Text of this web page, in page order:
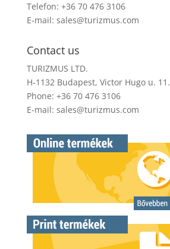
Telefon: +36 70 476 3106
E-mail: sales@turizmus.com
Contact us
TURIZMUS LTD.
H-1132 Budapest, Victor Hugo u. 11.
Phone: +36 70 476 3106
E-mail: sales@turizmus.com